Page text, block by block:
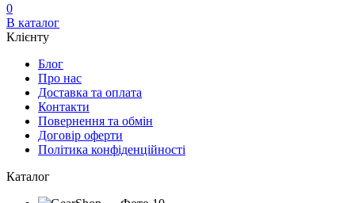
0
В каталог
Клієнту
Блог
Про нас
Доставка та оплата
Контакти
Повернення та обмін
Договір оферти
Політика конфіденційності
Каталог